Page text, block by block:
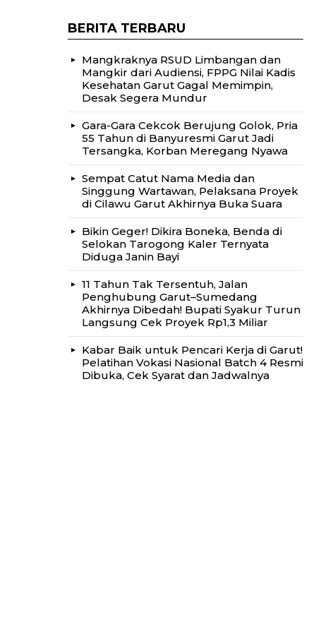
BERITA TERBARU
Mangkraknya RSUD Limbangan dan
Mangkir dari Audiensi, FPPG Nilai Kadis
Kesehatan Garut Gagal Memimpin,
Desak Segera Mundur
Gara-Gara Cekcok Berujung Golok, Pria
55 Tahun di Banyuresmi Garut Jadi
Tersangka, Korban Meregang Nyawa
Sempat Catut Nama Media dan
Singgung Wartawan, Pelaksana Proyek
di Cilawu Garut Akhirnya Buka Suara
Bikin Geger! Dikira Boneka, Benda di
Selokan Tarogong Kaler Ternyata
Diduga Janin Bayi
11 Tahun Tak Tersentuh, Jalan
Penghubung Garut–Sumedang
Akhirnya Dibedah! Bupati Syakur Turun
Langsung Cek Proyek Rp1,3 Miliar
Kabar Baik untuk Pencari Kerja di Garut!
Pelatihan Vokasi Nasional Batch 4 Resmi
Dibuka, Cek Syarat dan Jadwalnya